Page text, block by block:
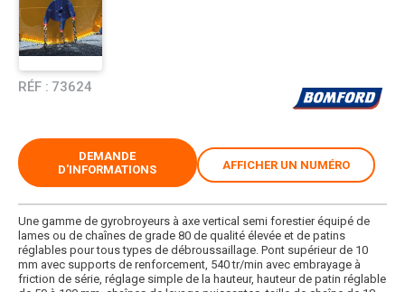
RÉF : 73624
Une gamme de gyrobroyeurs à axe vertical semi forestier équipé de
lames ou de chaînes de grade 80 de qualité élevée et de patins
réglables pour tous types de débroussaillage. Pont supérieur de 10
mm avec supports de renforcement, 540 tr/min avec embrayage à
friction de série, réglage simple de la hauteur, hauteur de patin réglable
DEMANDE
D'INFORMATIONS
AFFICHER UN NUMÉRO